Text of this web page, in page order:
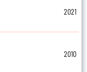
2021
2010